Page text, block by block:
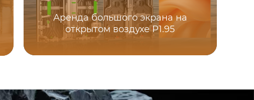
Аренда большого экрана на
открытом воздухе P1.95